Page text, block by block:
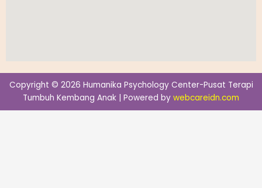
Copyright © 2026 Humanika Psychology Center-Pusat Terapi
Tumbuh Kembang Anak | Powered by webcareidn.com